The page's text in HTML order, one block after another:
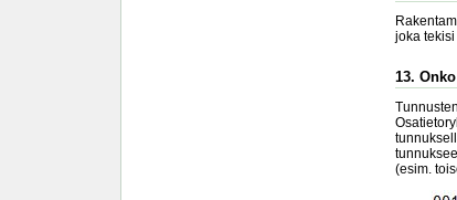
joka
13.
(esim.